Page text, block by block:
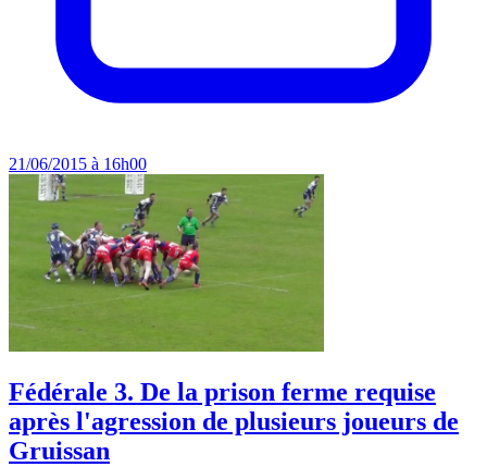
21/06/2015 à 16h00
Fédérale 3. De la prison ferme requise
après l'agression de plusieurs joueurs de
Gruissan